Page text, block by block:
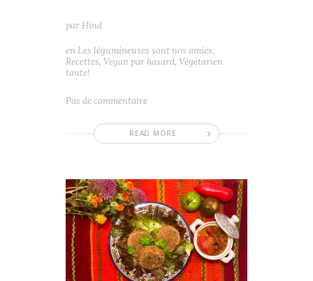
READ MORE
par Hind
en Les légumineuses sont nos amies,
Recettes, Vegan par hasard, Végétarien
toute!
Pas de commentaire